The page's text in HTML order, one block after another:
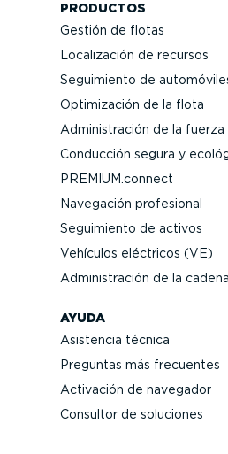
PRODUCTOS
Gestión de flotas
Locali­zación de recursos
Seguimiento de
Optimi­zación de la flota
Adminis­tración de la
Conducción segura y
PREMIUM.connect
Navegación profesional
Seguimiento de activos
Vehículos eléctricos (VE)
Adminis­tración de la
AYUDA
Asistencia técnica
Preguntas más frecuentes
Activación de navegador
Consultor de soluciones